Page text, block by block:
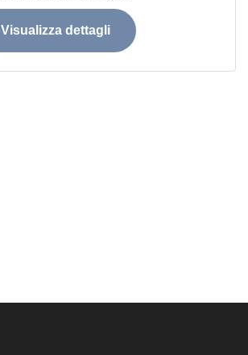
Visualizza dettagli